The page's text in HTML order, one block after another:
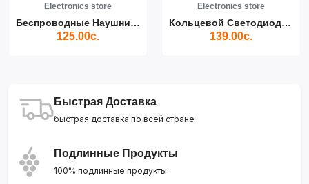
Electronics store
Беспроводные Наушники Air...
125.00с.
Electronics store
Кольцевой Светодиодный Св...
139.00с.
Быстрая Доставка
быстрая доставка по всей стране
Подлинные Продукты
100% подлинные продукты